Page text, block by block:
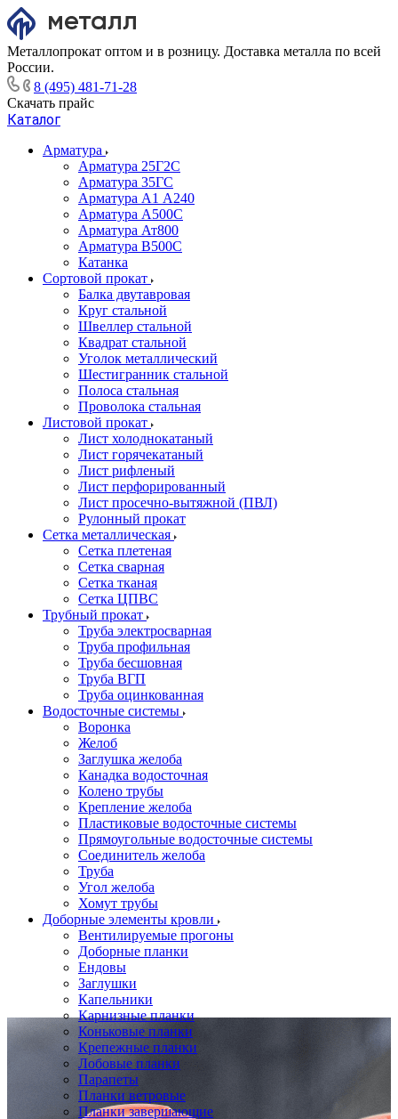
Металлопрокат оптом и в розницу. Доставка металла по всей
России.
8 (495) 481-71-28
Скачать прайс
Каталог
Арматура
Арматура 25Г2С
Арматура 35ГС
Арматура А1 А240
Арматура А500С
Арматура Ат800
Арматура В500С
Катанка
Сортовой прокат
Балка двутавровая
Круг стальной
Швеллер стальной
Квадрат стальной
Уголок металлический
Шестигранник стальной
Полоса стальная
Проволока стальная
Листовой прокат
Лист холоднокатаный
Лист горячекатаный
Лист рифленый
Лист перфорированный
Лист просечно-вытяжной (ПВЛ)
Рулонный прокат
Сетка металлическая
Сетка плетеная
Сетка сварная
Сетка тканая
Сетка ЦПВС
Трубный прокат
Труба электросварная
Труба профильная
Труба бесшовная
Труба ВГП
Труба оцинкованная
Водосточные системы
Воронка
Желоб
Заглушка желоба
Канадка водосточная
Колено трубы
Крепление желоба
Пластиковые водосточные системы
Прямоугольные водосточные системы
Соединитель желоба
Труба
Угол желоба
Хомут трубы
Доборные элементы кровли
Вентилируемые прогоны
Доборные планки
Ендовы
Заглушки
Капельники
Карнизные планки
Коньковые планки
Крепежные планки
Лобовые планки
Парапеты
Планки ветровые
Планки завершающие